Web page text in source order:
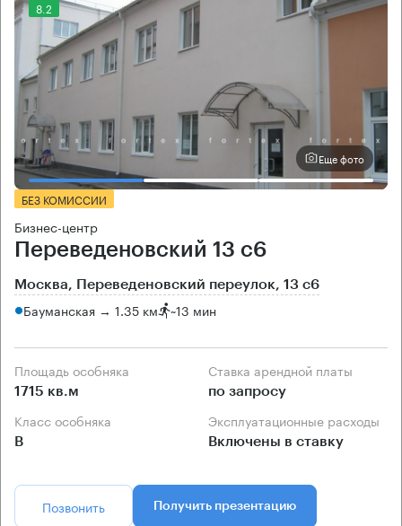
8.2
Еще фото
БЕЗ КОМИССИИ
Бизнес-центр
Переведеновский 13 с6
Москва, Переведеновский переулок, 13 с6
Бауманская → 1.35 км ~13 мин
Площадь особняка
1715 кв.м
Ставка арендной платы
по запросу
Класс особняка
B
Эксплуатационные расходы
Включены в ставку
Позвонить Получить презентацию